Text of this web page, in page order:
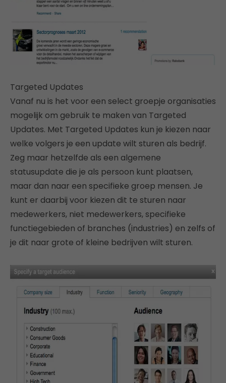
Targeted Updates
Vanaf nu is het voor een select groepje organisaties
mogelijk om gebruik te maken van Targeted
Updates. Met Targeted Updates kun je kiezen naar
welke volgers je een update wilt sturen als bedrijf.
Zeg maar hetzelfde als een algemene
statusupdate die je als persoon kunt plaatsen,
maar dan naar een specifieke groep mensen. Je
kunt er daarbij voor kiezen dit te sturen naar
medewerkers, niet medewerkers, specifieke
functiegebieden of branches (industries) en zelfs of
je dit naar grote of kleine bedrijven wilt sturen.